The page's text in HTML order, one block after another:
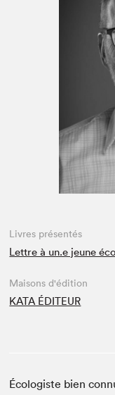
Espace
Livres présentés
Lettre à un.e jeune
Maisons d'édition
KATA ÉDITEUR
Écologiste bien